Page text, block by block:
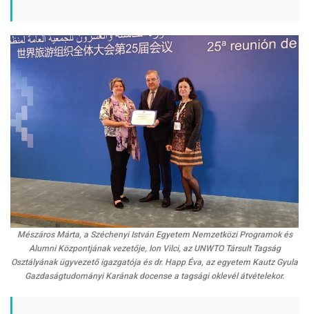
Mészáros Márta, a Széchenyi István Egyetem Nemzetközi Programok és
Alumni Központjának vezetője, Ion Vilci, az UNWTO Társult Tagság
Osztályának ügyvezető igazgatója és dr. Happ Éva, az egyetem Kautz Gyula
Gazdaságtudományi Karának docense a tagsági oklevél átvételekor.